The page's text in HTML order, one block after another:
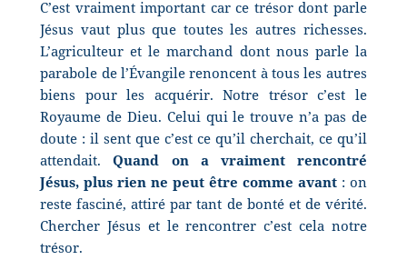
C’est vraiment important car ce trésor dont parle
Jésus vaut plus que toutes les autres richesses.
L’agriculteur et le marchand dont nous parle la
parabole de l’Évangile renoncent à tous les autres
biens pour les acquérir. Notre trésor c’est le
Royaume de Dieu. Celui qui le trouve n’a pas de
doute : il sent que c’est ce qu’il cherchait, ce qu’il
attendait.Quand on a vraiment rencontré
Jésus, plus rien ne peut être comme avant: on
reste fasciné, attiré par tant de bonté et de vérité.
Chercher Jésus et le rencontrer c’est cela notre
trésor.